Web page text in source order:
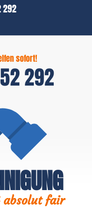
292
sofort!
292
absolut fair